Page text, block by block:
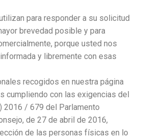
para responder a su solicitud
brevedad posible y para
porque usted nos
y libremente con esas
recogidos en nuestra página
cumpliendo con las exigencias del
2016 / 679 del Parlamento
de 27 de abril de 2016,
de las personas físicas en lo